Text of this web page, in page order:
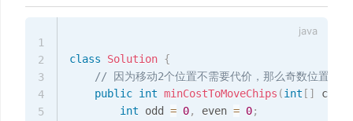
class Solution {
// 因为移动2个位置不需要代价，那么奇数位置移到
public int minCostToMoveChips (int [ ]
chips
int odd = 0, even = 0;
1
2
3
4
5